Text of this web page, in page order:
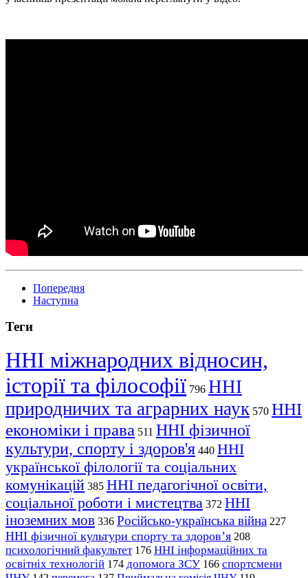
Попередня
Наступна
Теги
ННІ міжнародних відносин,
історії та філософії 796 ННІ
природничих та аграрних наук 570 ННІ
економіки і права 511 ННІ фізичної
культури, спорту і здоров'я 440 ННІ
української філології та соціальних
комунікацій 385 ННІ педагогічної освіти,
соціальної роботи і мистецтва 372 ННІ
іноземних мов 336 Російсько-українська війна 227
ННІ фізичної культури спорту та здоров’я 208
психологічний факультет 176 ННІ інформаційних та
освітніх технологій 174 допомога ЗСУ 166 спортсмени